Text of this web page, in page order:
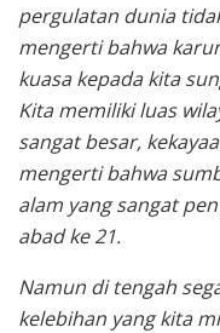
pergulatan dunia
mengerti bahwa
kuasa kepada kita
Kita memiliki luas
sangat besar,
mengerti bahwa
alam yang sangat
abad ke 21.
Namun di tengah
kelebihan yang kita